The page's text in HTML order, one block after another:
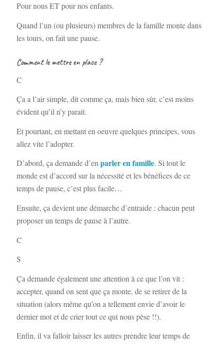
Pour nous ET pour nos enfants.
Quand l’un (ou plusieurs) membres de la famille monte dans
les tours, on fait une pause.
Comment le mettre en place ?
C
Ça a l’air simple, dit comme ça, mais bien sûr, c’est moins
évident qu’il n’y parait.
Et pourtant, en mettant en oeuvre quelques principes, vous
allez vite l’adopter.
D’abord, ça demande d’enparler en famille. Si tout le
monde est d’accord sur la nécessité et les bénéfices de ce
temps de pause, c’est plus facile…
Ensuite, ça devient une démarche d’entraide : chacun peut
proposer un temps de pause à l’autre.
C
S
Ça demande également une attention à ce que l’on vit :
accepter, quand on sent que ça monte, de se retirer de la
situation (alors même qu’on a tellement envie d’avoir le
dernier mot et de crier tout ce qui nous pèse !!).
Enfin, il va falloir laisser les autres prendre leur temps de